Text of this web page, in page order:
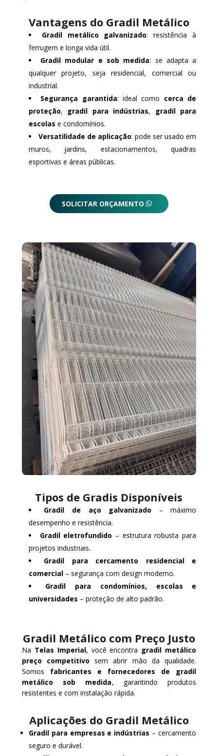
Vantagens do Gradil Metálico
Gradil metálico galvanizado: resistência à
ferrugem e longa vida útil.
Gradil modular e sob medida: se adapta a
qualquer projeto, seja residencial, comercial ou
industrial.
Segurança garantida: ideal como cerca de
proteção, gradil para indústrias, gradil para
escolas e condomínios.
Versatilidade de aplicação: pode ser usado em
muros, jardins, estacionamentos, quadras
esportivas e áreas públicas.
SOLICITAR ORÇAMENTO
Tipos de Gradis Disponíveis
Gradil de aço galvanizado – máximo
desempenho e resistência.
Gradil eletrofundido – estrutura robusta para
projetos industriais.
Gradil para cercamento residencial e
comercial– segurança com design moderno.
Gradil para condomínios, escolas e
universidades – proteção de alto padrão.
Gradil Metálico com Preço Justo
Na Telas Imperial, você encontra gradil metálico
preço competitivo sem abrir mão da qualidade.
Somos fabricantes e fornecedores de gradil
metálico sob medida, garantindo produtos
resistentes e com instalação rápida.
Aplicações do Gradil Metálico
Gradil para empresas e indústrias – cercamento
seguro e durável.